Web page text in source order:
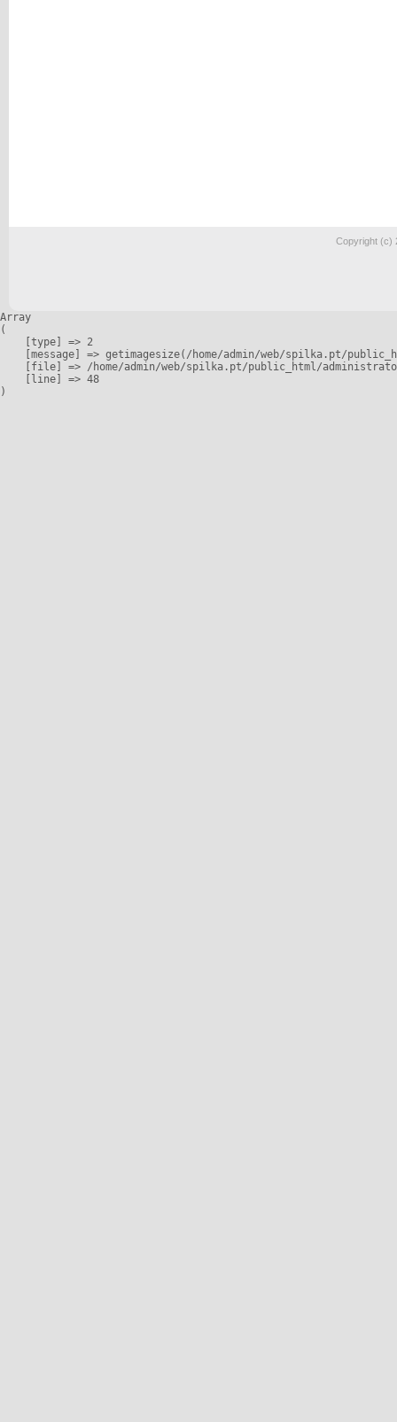
Copyright (c)
Array
(
    [type] => 2
[message] => getimagesize(/home/admin/web/spilka.pt/
[file] => /home/admin/web/spilka.pt/public_html/
    [line] => 48